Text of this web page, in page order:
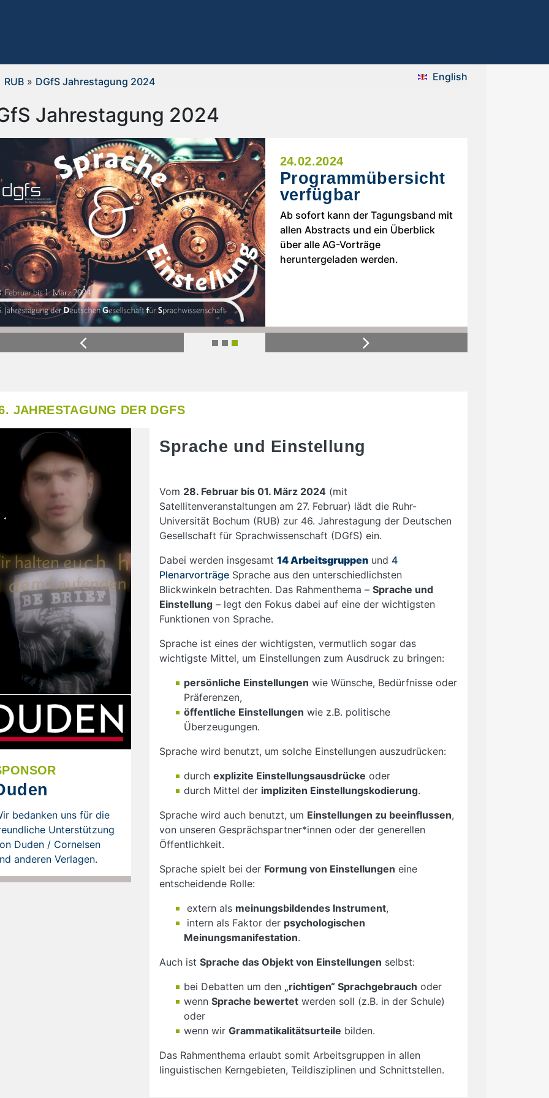
RUB» DGfS Jahrestagung 2024 English
Jahrestagung 2024
24.02.2024
Programmübersicht
verfügbar
Ab sofort kann der Tagungsband mit
allen Abstracts und ein Überblick
über alle AG-Vorträge
heruntergeladen werden.
Previous Next
JAHRESTAGUNG DER DGFS
bedanken uns für die
Unterstützung
Duden / Cornelsen
anderen Verlagen.
Sprache und Einstellung
Vom 28. Februar bis 01. März 2024 (mit
Satellitenveranstaltungen am 27. Februar) lädt die Ruhr-
Universität Bochum (RUB) zur 46. Jahrestagung der Deutschen
Gesellschaft für Sprachwissenschaft (DGfS) ein.
Dabei werden insgesamt14 Arbeitsgruppen und4
Plenarvorträge Sprache aus den unterschiedlichsten
Blickwinkeln betrachten. Das Rahmenthema –Sprache und
Einstellung – legt den Fokus dabei auf eine der wichtigsten
Funktionen von Sprache.
Sprache ist eines der wichtigsten, vermutlich sogar das
wichtigste Mittel, um Einstellungen zum Ausdruck zu bringen:
persönliche Einstellungen wie Wünsche, Bedürfnisse oder
Präferenzen,
öffentliche Einstellungen wie z.B. politische
Überzeugungen.
Sprache wird benutzt, um solche Einstellungen auszudrücken:
durchexplizite Einstellungsausdrücke oder
durch Mittel der impliziten Einstellungskodierung.
Sprache wird auch benutzt, um Einstellungen zu beeinflussen,
von unseren Gesprächspartner*innen oder der generellen
Öffentlichkeit.
Sprache spielt bei der Formung von Einstellungen eine
entscheidende Rolle:
extern als meinungsbildendes Instrument,
intern als Faktor der psychologischen
Meinungsmanifestation.
Auch istSprache das Objekt von Einstellungen selbst:
bei Debatten um den „richtigen“ Sprachgebrauch oder
wennSprache bewertet werden soll (z.B. in der Schule)
oder
wenn wirGrammatikalitätsurteile bilden.
Das Rahmenthema erlaubt somit Arbeitsgruppen in allen
linguistischen Kerngebieten, Teildisziplinen und Schnittstellen.